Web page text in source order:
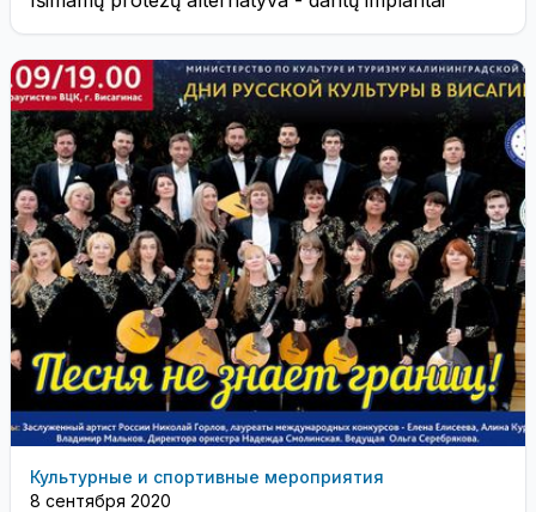
Культурные и спортивные мероприятия
8 сентября 2020